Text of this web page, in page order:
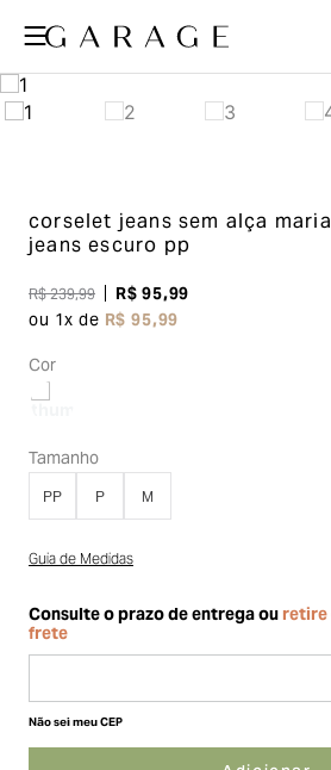
corselet jeans sem alça maria
jeans escuro pp
R$239,99 R$95,99
ou 1x de R$95,99
Cor
Tamanho
PP P M
Guia de Medidas
Não sei meu CEP